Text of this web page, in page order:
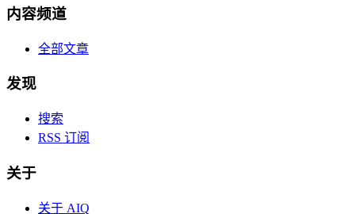
内容频道
全部文章
发现
搜索
RSS 订阅
关于
关于 AIQ